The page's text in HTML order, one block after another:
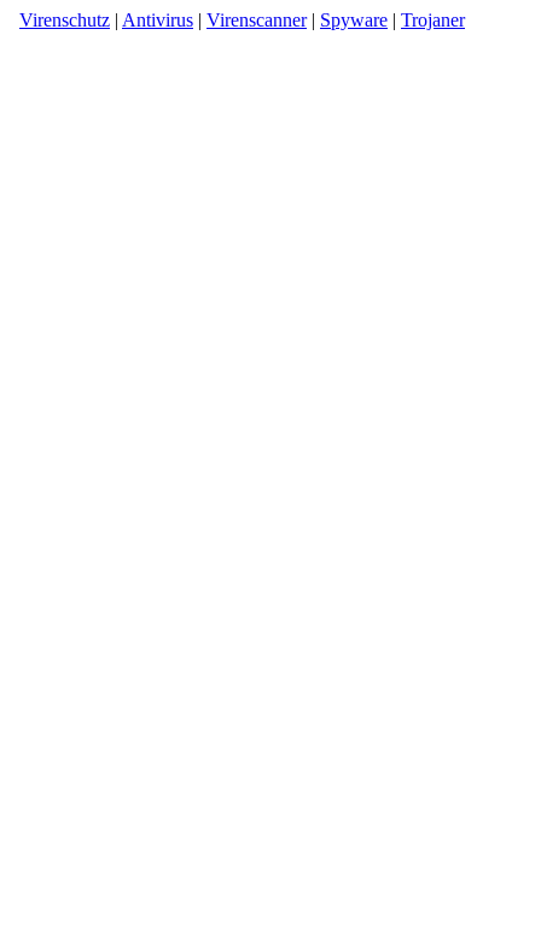
Virenschutz | Antivirus | Virenscanner| Spyware | Trojaner